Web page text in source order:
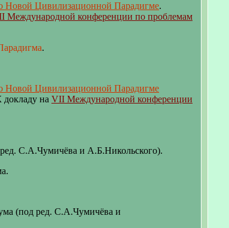
Новой Цивилизационной Парадигме.
Международной конференции по проблемам
.
Новой Цивилизационной Парадигме
докладу на VII Международной конференции
С.А.Чумичёва и А.Б.Никольского).
(под ред. С.А.Чумичёва и